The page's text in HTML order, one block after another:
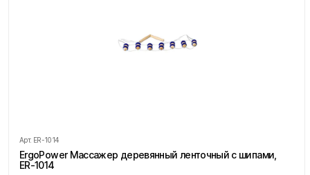
Арт. ER-1014
ErgoPower Массажер деревянный ленточный с шипами,
ER-1014